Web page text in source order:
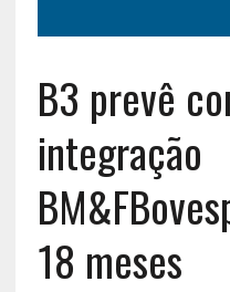
B3 prevê
integração
18 meses